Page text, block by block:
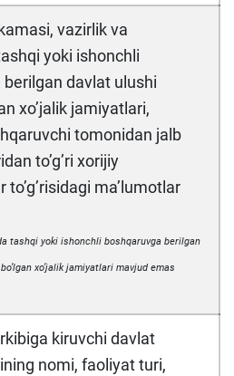
vazirlik va
yoki ishonchli
berilgan davlat ulushi
xoʼjalik jamiyatlari,
tomonidan jalb
toʼgʼri xorijiy
maʼlumotlar
tashqi yoki ishonchli boshqaruvga berilgan
xoʼjalik jamiyatlari mavjud emas
kiruvchi davlat
nomi, faoliyat turi,